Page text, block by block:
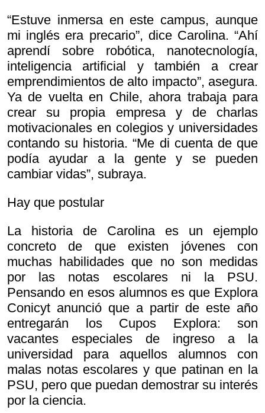
“Estuve inmersa en este campus, aunque
mi inglés era precario”, dice Carolina. “Ahí
aprendí sobre robótica, nanotecnología,
inteligencia artificial y también a crear
emprendimientos de alto impacto”, asegura.
Ya de vuelta en Chile, ahora trabaja para
crear su propia empresa y de charlas
motivacionales en colegios y universidades
contando su historia. “Me di cuenta de que
podía ayudar a la gente y se pueden
cambiar vidas”, subraya.
Hay que postular
La historia de Carolina es un ejemplo
concreto de que existen jóvenes con
muchas habilidades que no son medidas
por las notas escolares ni la PSU.
Pensando en esos alumnos es que Explora
Conicyt anunció que a partir de este año
entregarán los Cupos Explora: son
vacantes especiales de ingreso a la
universidad para aquellos alumnos con
malas notas escolares y que patinan en la
PSU, pero que puedan demostrar su interés
por la ciencia.